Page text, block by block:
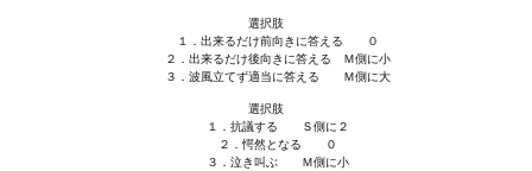
選択肢
１．出来るだけ前向きに答える ０
２．出来るだけ後向きに答える Ｍ側に小
３．波風立てず適当に答える Ｍ側に大
選択肢
１．抗議する Ｓ側に２
２．愕然となる ０
３．泣き叫ぶ Ｍ側に小